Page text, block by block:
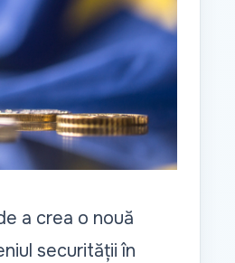
a crea o nouă
securității în